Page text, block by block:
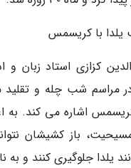
یلدا با کریسمس
کزازی استاد زبان و
مراسم شب چله و تقلید
اشاره می کند. به
باز کشیشان
یلدا جلوگیری کنند و به